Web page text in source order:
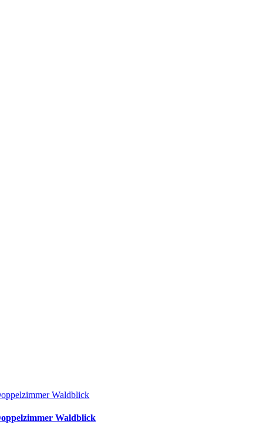
Waldblick
Waldblick